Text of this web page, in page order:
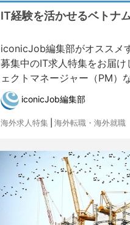
IT経験を活かせるベトナ
iconicJob編集部がオススメ
募集中のIT求人特集をお届け
ェクトマネージャー（PM）
iconicJob編集部
海外求人特集 海外転職・海外就職